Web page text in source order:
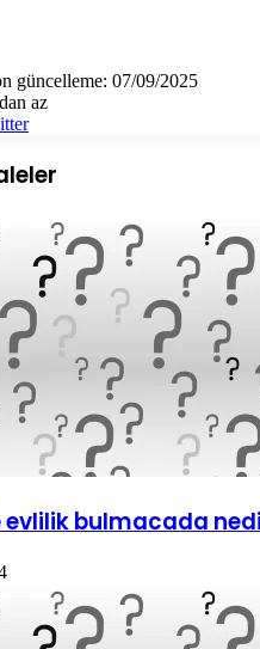
güncelleme: 07/09/2025
az
LinkedIn
Tumblr
Pinterest
Reddit
VKontakte
E-
ile
paylaş
Yazdır
evlilik bulmacada